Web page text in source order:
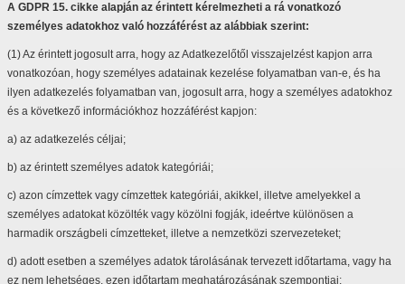
A GDPR 15. cikke alapján az érintett kérelmezheti a rá vonatkozó
személyes adatokhoz való hozzáférést az alábbiak szerint:
(1) Az érintett jogosult arra, hogy az Adatkezelőtől visszajelzést kapjon arra
vonatkozóan, hogy személyes adatainak kezelése folyamatban van-e, és ha
ilyen adatkezelés folyamatban van, jogosult arra, hogy a személyes adatokhoz
és a következő információkhoz hozzáférést kapjon:
a) az adatkezelés céljai;
b) az érintett személyes adatok kategóriái;
c) azon címzettek vagy címzettek kategóriái, akikkel, illetve amelyekkel a
személyes adatokat közölték vagy közölni fogják, ideértve különösen a
harmadik országbeli címzetteket, illetve a nemzetközi szervezeteket;
d) adott esetben a személyes adatok tárolásának tervezett időtartama, vagy ha
ez nem lehetséges, ezen időtartam meghatározásának szempontjai;